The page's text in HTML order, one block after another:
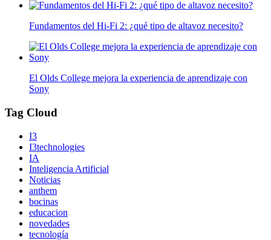
Fundamentos del Hi-Fi 2: ¿qué tipo de altavoz necesito?
El Olds College mejora la experiencia de aprendizaje con
Sony
Tag Cloud
I3
I3technologies
IA
Inteligencia Artificial
Noticias
anthem
bocinas
educacion
novedades
tecnología